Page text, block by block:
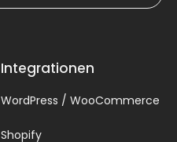
Integrationen
WordPress / WooCommerce
Shopify